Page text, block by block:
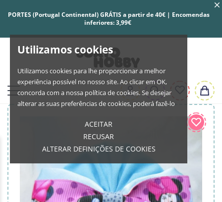
Utilizamos cookies
Utilizamos cookies para lhe proporcionar a melhor
experiência possível no nosso site. Ao clicar em OK,
concorda com a nossa política de cookies. Se desejar
alterar as suas preferências de cookies, poderá fazê-lo
ACEITAR
RECUSAR
ALTERAR DEFINIÇÕES DE COOKIES
PORTES (Portugal Continental) GRÁTIS a partir de 40€ | Encomendas
inferiores: 3,99€